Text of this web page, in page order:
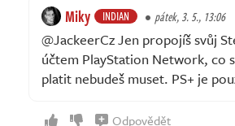
Miky INDIAN pátek, 3. 5., 13:06
@JackeerCz Jen propojíš svůj
účtem PlayStation Network, co
platit nebudeš muset. PS+ je
Odpovědět